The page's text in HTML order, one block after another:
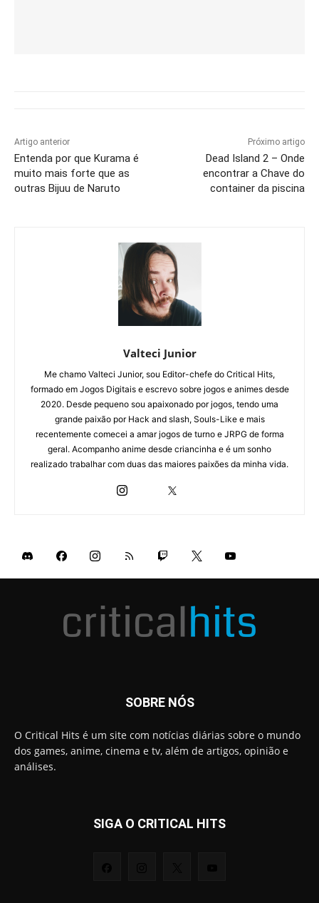
Artigo anterior
Entenda por que Kurama é
muito mais forte que as
outras Bijuu de Naruto
Próximo artigo
Dead Island 2 – Onde
encontrar a Chave do
container da piscina
Valteci Junior
Me chamo Valteci Junior, sou Editor-chefe do Critical Hits,
formado em Jogos Digitais e escrevo sobre jogos e animes desde
2020. Desde pequeno sou apaixonado por jogos, tendo uma
grande paixão por Hack and slash, Souls-Like e mais
recentemente comecei a amar jogos de turno e JRPG de forma
geral. Acompanho anime desde criancinha e é um sonho
realizado trabalhar com duas das maiores paixões da minha vida.
SOBRE NÓS
O Critical Hits é um site com notícias diárias sobre o mundo
dos games, anime, cinema e tv, além de artigos, opinião e
análises.
SIGA O CRITICAL HITS